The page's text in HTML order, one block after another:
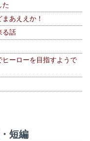
た
あええか！
る話
ヒーローを目指すようで
短編